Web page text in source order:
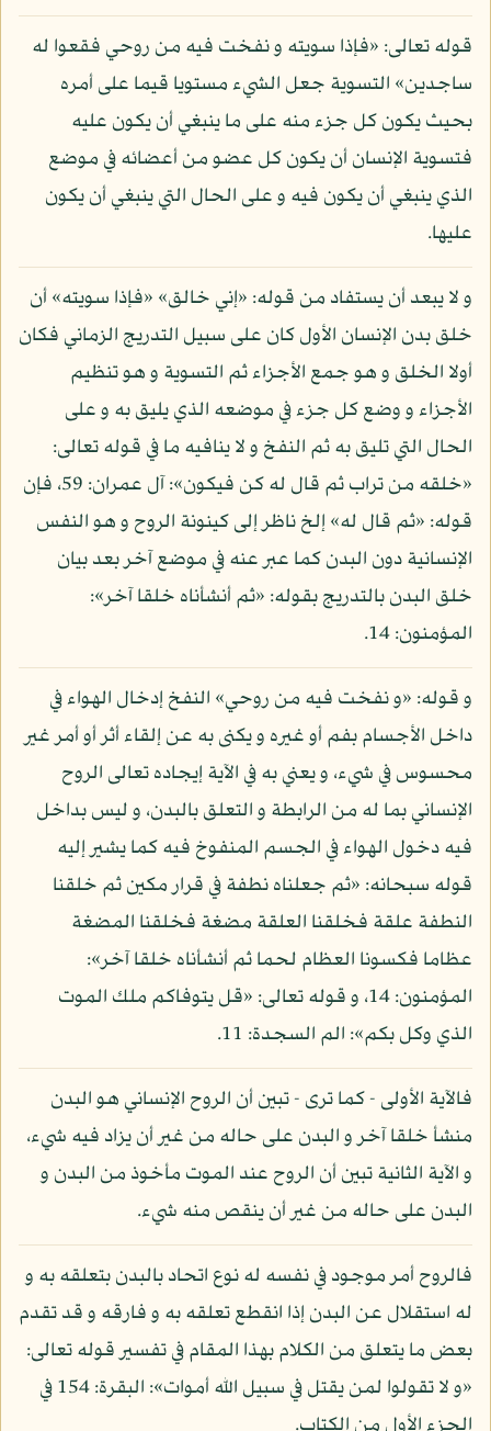
قوله تعالى: «فإذا سويته و نفخت فيه من روحي فقعوا له
ساجدين» التسوية جعل الشيء مستويا قيما على أمره
بحيث يكون كل جزء منه على ما ينبغي أن يكون عليه
فتسوية الإنسان أن يكون كل عضو من أعضائه في موضع
الذي ينبغي أن يكون فيه و على الحال التي ينبغي أن يكون
عليها.
و لا يبعد أن يستفاد من قوله: «إني خالق» «فإذا سويته» أن
خلق بدن الإنسان الأول كان على سبيل التدريج الزماني فكان
أولا الخلق و هو جمع الأجزاء ثم التسوية و هو تنظيم
الأجزاء و وضع كل جزء في موضعه الذي يليق به و على
الحال التي تليق به ثم النفخ و لا ينافيه ما في قوله تعالى:
«خلقه من تراب ثم قال له كن فيكون»: آل عمران: 59، فإن
قوله: «ثم قال له» إلخ ناظر إلى كينونة الروح و هو النفس
الإنسانية دون البدن كما عبر عنه في موضع آخر بعد بيان
خلق البدن بالتدريج بقوله: «ثم أنشأناه خلقا آخر»:
المؤمنون: 14.
و قوله: «و نفخت فيه من روحي» النفخ إدخال الهواء في
داخل الأجسام بفم أو غيره و يكنى به عن إلقاء أثر أو أمر غير
محسوس في شيء، و يعني به في الآية إيجاده تعالى الروح
الإنساني بما له من الرابطة و التعلق بالبدن، و ليس بداخل
فيه دخول الهواء في الجسم المنفوخ فيه كما يشير إليه
قوله سبحانه: «ثم جعلناه نطفة في قرار مكين ثم خلقنا
النطفة علقة فخلقنا العلقة مضغة فخلقنا المضغة
عظاما فكسونا العظام لحما ثم أنشأناه خلقا آخر»:
المؤمنون: 14، و قوله تعالى: «قل يتوفاكم ملك الموت
الذي وكل بكم»: الم السجدة: 11.
فالآية الأولى - كما ترى - تبين أن الروح الإنساني هو البدن
منشأ خلقا آخر و البدن على حاله من غير أن يزاد فيه شيء،
و الآية الثانية تبين أن الروح عند الموت مأخوذ من البدن و
البدن على حاله من غير أن ينقص منه شيء.
فالروح أمر موجود في نفسه له نوع اتحاد بالبدن بتعلقه به و
له استقلال عن البدن إذا انقطع تعلقه به و فارقه و قد تقدم
بعض ما يتعلق من الكلام بهذا المقام في تفسير قوله تعالى:
«و لا تقولوا لمن يقتل في سبيل الله أموات»: البقرة: 154 في